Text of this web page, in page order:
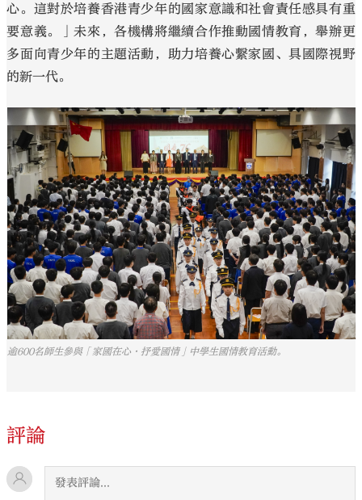
心。這對於培養香港青少年的國家意識和社會責任感具有重
要意義。」未來，各機構將繼續合作推動國情教育，舉辦更
多面向青少年的主題活動，助力培養心繫家國、具國際視野
的新一代。
逾600名師生參與「家國在心•抒愛國情」中學生國情教育活動。
評論